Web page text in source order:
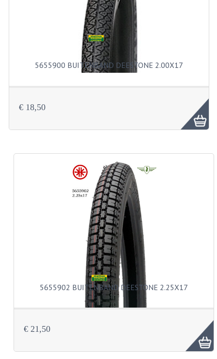
BUITENBANDEN 19"
BUITENBANDEN 21"
BEPLATING
BUDDY OVERTREKKEN
BUDDY SEAT ONDERDELEN
BUDDY SEATS
CRANKS EN STANDAARDS
EMBLEMEN EN STICKERS
FRAMEBEUGELS
KETTINGKASTEN
5655900 BUITENBAND DEESTONE 2.00X17
€ 18,50
5655902 BUITENBAND DEESTONE 2.25X17
€ 21,50